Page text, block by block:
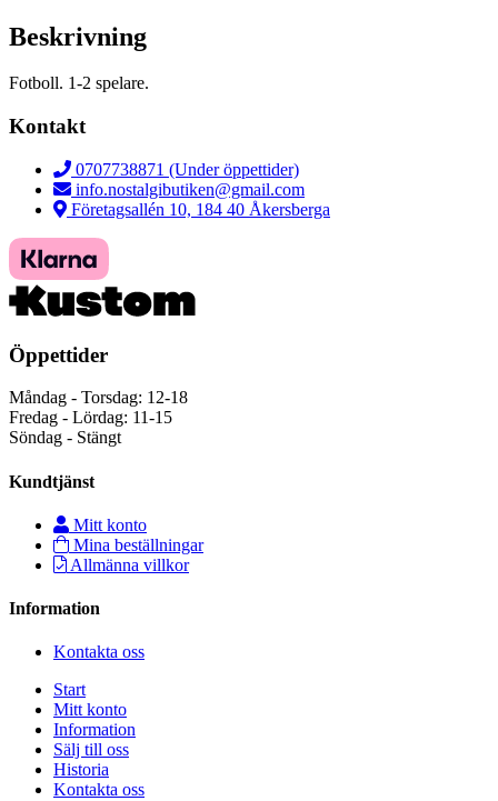
Beskrivning
Fotboll. 1-2 spelare.
Kontakt
0707738871 (Under öppettider)
info.nostalgibutiken@gmail.com
Företagsallén 10, 184 40 Åkersberga
Öppettider
Måndag - Torsdag: 12-18
Fredag - Lördag: 11-15
Söndag - Stängt
Kundtjänst
Mitt konto
Mina beställningar
Allmänna villkor
Information
Kontakta oss
Start
Mitt konto
Information
Sälj till oss
Historia
Kontakta oss